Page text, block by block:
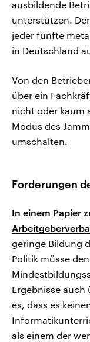
ausbildende
unterstützen.
jeder fünfte
in Deutschland
Von den
über ein
nicht oder kaum
Modus des
umschalten.
Forderungen
In einem Papier
geringe Bildung
Politik müsse
Ergebnisse auch
es, dass es
als einem der